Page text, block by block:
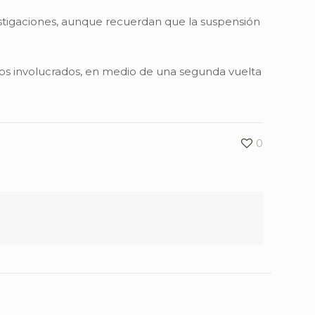
aunque recuerdan que la suspensión
involucrados, en medio de una segunda vuelta
0